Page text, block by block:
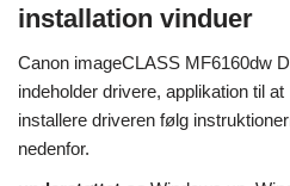
installation vinduer
Canon imageCLASS MF6160dw
indeholder drivere, applikation til at
installere driveren følg
nedenfor.